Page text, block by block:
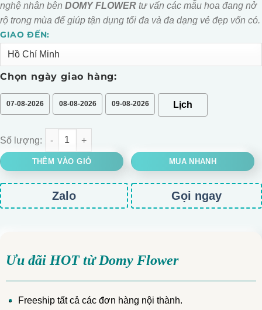
nghệ nhân bên DOMY FLOWER tư vấn các mẫu hoa đang nở
rộ trong mùa để giúp tận dụng tối đa và đa dạng vẻ đẹp vốn có.
GIAO ĐẾN:
Chọn ngày giao hàng:
07-08-2026 08-08-2026 09-08-2026
BÓ HỒNG ĐỎ ỚT GIẤY ĐEN số lượng
THÊM VÀO GIỎ MUA NHANH
Alternative:
Zalo Gọi ngay
Ưu đãi HOT từ Domy Flower
Freeship tất cả các đơn hàng nội thành.